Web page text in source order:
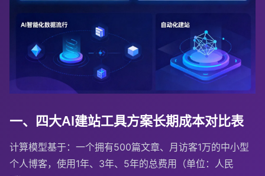
一、四大AI建站工具方案长期成本对比表
计算模型基于：一个拥有500篇文章、月访客1万的中小型
个人博客，使用1年、3年、5年的总费用（单位：人民